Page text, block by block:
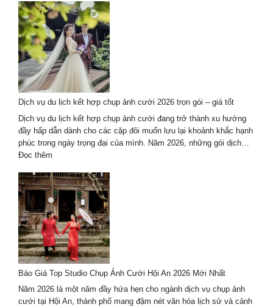
An
lịch
kết
hợp
chụp
ảnh
cưới
2026
–
lưu
giữ
thanh
xuân
riêng
Dịch vụ du lịch kết hợp chụp ảnh cưới 2026 trọn gói – giá tốt
Dịch vụ du lịch kết hợp chụp ảnh cưới đang trở thành xu hướng
đầy hấp dẫn dành cho các cặp đôi muốn lưu lại khoảnh khắc hạnh
phúc trong ngày trọng đại của mình. Năm 2026, những gói dịch…
Đọc thêm
vụ
du
lịch
kết
hợp
chụp
ảnh
cưới
2026
trọn
gói
Báo Giá Top Studio Chụp Ảnh Cưới Hội An 2026 Mới Nhất
Năm 2026 là một năm đầy hứa hẹn cho ngành dịch vụ chụp ảnh
cưới tại Hội An, thành phố mang đậm nét văn hóa lịch sử và cảnh